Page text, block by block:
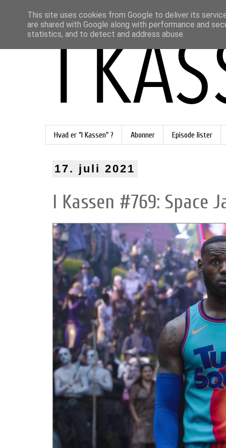
Hvad er "I Kassen" ? Abonner Episode lister
17. juli 2021
I Kassen #769: Space
This site uses cookies from Google to deliver its
are shared with Google along with performance and
statistics, and to detect and address abuse.